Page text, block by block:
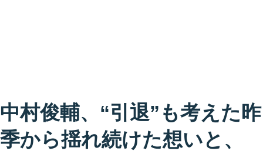
中村俊輔、“引退”も考えた昨
季から揺れ続けた想いと、